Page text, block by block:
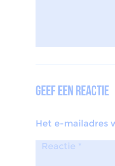
Geef een reactie
Het e-mailadres